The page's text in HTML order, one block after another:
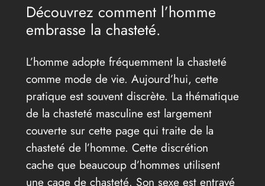
Découvrez comment l’homme
embrasse la chasteté.
L’homme adopte fréquemment la chasteté
comme mode de vie. Aujourd’hui, cette
pratique est souvent discrète. La thématique
de la chasteté masculine est largement
couverte sur cette page qui traite de la
chasteté de l’homme. Cette discrétion
cache que beaucoup d’hommes utilisent
une cage de chasteté. Son sexe est entravé